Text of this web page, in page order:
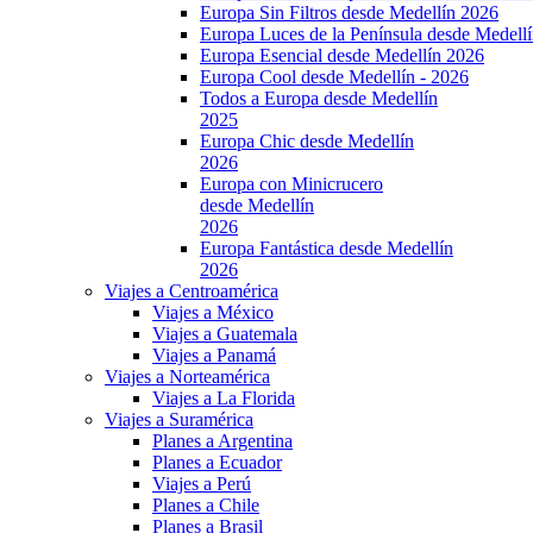
Europa Sin Filtros desde Medellín 2026
Europa Luces de la Península desde
Europa Esencial desde Medellín 2026
Europa Cool desde Medellín - 2026
Todos a Europa desde Medellín
2025
Europa Chic desde Medellín
2026
Europa con Minicrucero
desde Medellín
2026
Europa Fantástica desde Medellín
2026
Viajes a Centroamérica
Viajes a México
Viajes a Guatemala
Viajes a Panamá
Viajes a Norteamérica
Viajes a La Florida
Viajes a Suramérica
Planes a Argentina
Planes a Ecuador
Viajes a Perú
Planes a Chile
Planes a Brasil